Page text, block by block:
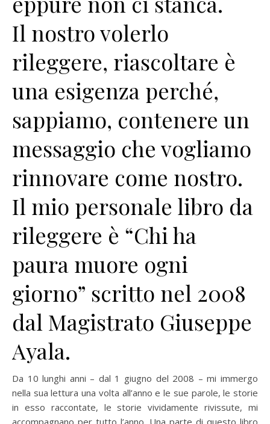
Il nostro volerlo
rileggere, riascoltare è
una esigenza perché,
sappiamo, contenere un
messaggio che vogliamo
rinnovare come nostro.
Il mio personale libro da
rileggere è “Chi ha
paura muore ogni
giorno” scritto nel 2008
dal Magistrato Giuseppe
Ayala.
Da 10 lunghi anni – dal 1 giugno del 2008 – mi immergo
nella sua lettura una volta all’anno e le sue parole, le storie
in esso raccontate, le storie vividamente rivissute, mi
accompagnano per tutto l’anno. Una parte di questo libro